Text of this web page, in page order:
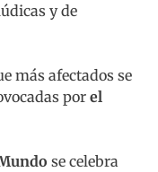
y de
más afectados se
por el
se celebra